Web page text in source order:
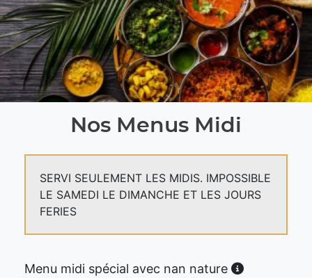
Nos Menus Midi
SERVI SEULEMENT LES MIDIS. IMPOSSIBLE
LE SAMEDI LE DIMANCHE ET LES JOURS
FERIES
Menu midi spécial avec nan nature